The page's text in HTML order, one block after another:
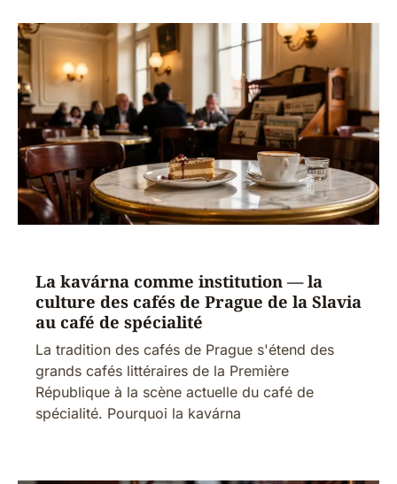
La kavárna comme institution — la
culture des cafés de Prague de la Slavia
au café de spécialité
La tradition des cafés de Prague s'étend des
grands cafés littéraires de la Première
République à la scène actuelle du café de
spécialité. Pourquoi la kavárna